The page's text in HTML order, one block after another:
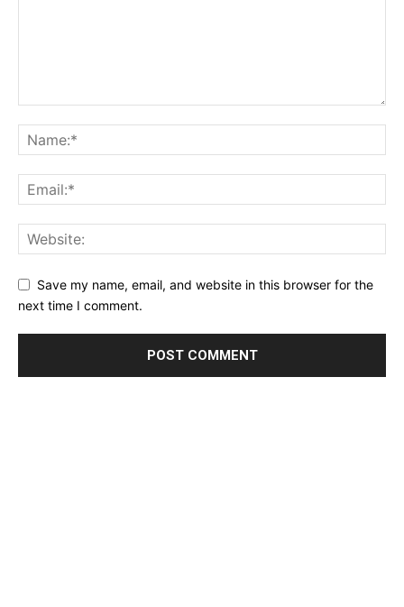
Save my name, email, and website in this browser for the
next time I comment.